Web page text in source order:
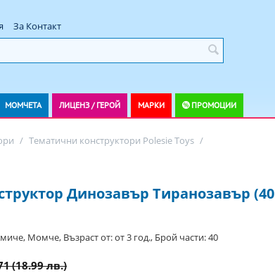
За Контакт
МОМЧЕТА ЛИЦЕНЗ / ГЕРОЙ МАРКИ ПРОМОЦИИ
/ Тематични конструктори Polesie Toys /
Динозавър Тиранозавър (40
Момче, Възраст от: от 3 год., Брой части: 40
(18.99 лв.)